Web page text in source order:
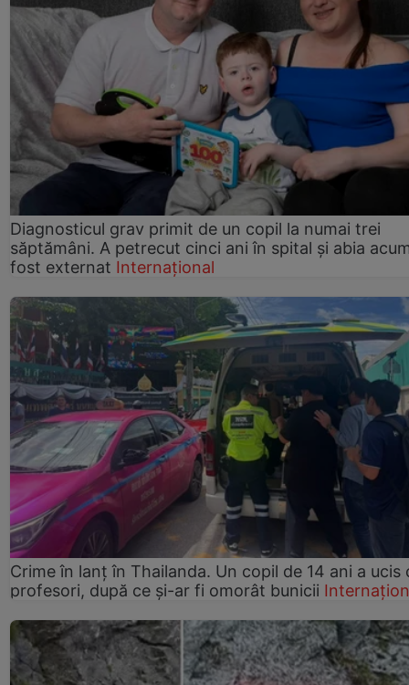
Diagnosticul grav primit de un copil la numai trei
săptămâni. A petrecut cinci ani în spital și abia
fost externat Internațional
Crime în lanț în Thailanda. Un copil de 14 ani a ucis
profesori, după ce și-ar fi omorât bunicii